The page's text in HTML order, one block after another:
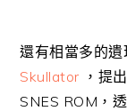
還有相當多的
Skullator ，提
SNES ROM，